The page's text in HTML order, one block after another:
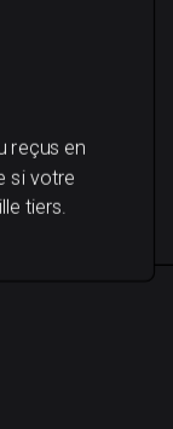
reçus en
si votre
tiers.